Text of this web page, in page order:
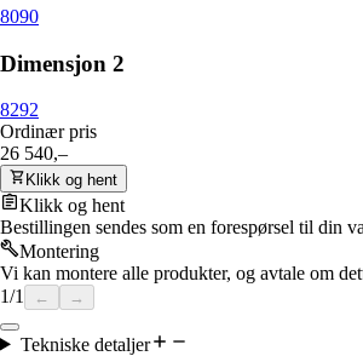
8090
Dimensjon 2
8292
Ordinær pris
26 540,–
Klikk og hent
Klikk og hent
Bestillingen sendes som en forespørsel til din
Montering
Vi kan montere alle produkter, og avtale om
1/1 ← →
Tekniske detaljer